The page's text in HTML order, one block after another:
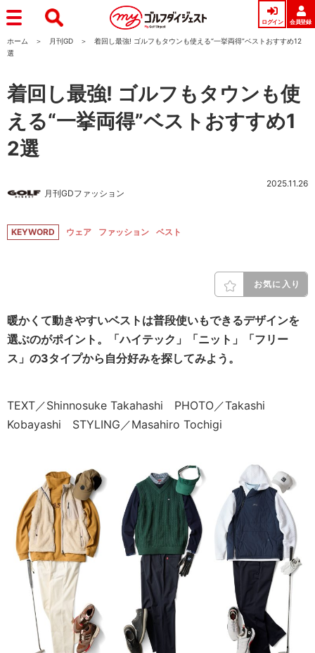
ログイン 会員登録
ホーム 月刊GD
着回し最強! ゴルフもタウンも使える“一挙両得”ベストおすすめ12
選
着回し最強! ゴルフもタウンも使
える“一挙両得”ベストおすすめ1
2選
月刊GDファッション
2025.11.26
KEYWORD ウェア ファッション ベスト
お気に入り
暖かくて動きやすいベストは普段使いもできるデザインを
選ぶのがポイント。「ハイテック」「ニット」「フリー
ス」の3タイプから自分好みを探してみよう。
TEXT／Shinnosuke Takahashi PHOTO／Takashi
Kobayashi STYLING／Masahiro Tochigi